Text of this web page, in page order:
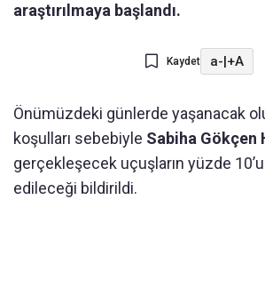
araştırılmaya başlandı.
Kaydet a-|+A
Önümüzdeki günlerde yaşanacak
koşulları sebebiyle Sabiha Gökçen
gerçekleşecek uçuşların yüzde
edileceği bildirildi.